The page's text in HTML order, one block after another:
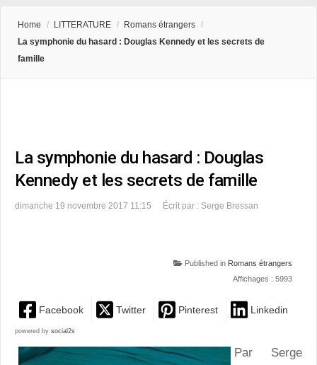
Home / LITTERATURE / Romans étrangers /
La symphonie du hasard : Douglas Kennedy et les secrets de
famille
La symphonie du hasard : Douglas
Kennedy et les secrets de famille
dimanche 19 novembre 2017 11:15 Écrit par : Serge Bressan
Published in Romans étrangers
Affichages : 5993
Facebook Twitter Pinterest Linkedin
powered by social2s
Par Serge